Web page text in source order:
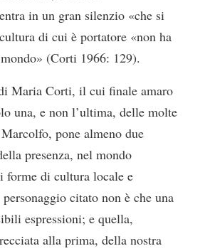
in un gran silenzio «che si
di cui è portatore «non ha
(Corti 1966: 129).
Maria Corti, il cui finale amaro
una, e non l’ultima, delle molte
pone almeno due
presenza, nel mondo
forme di cultura locale e
citato non è che una
espressioni; e quella,
alla prima, della nostra